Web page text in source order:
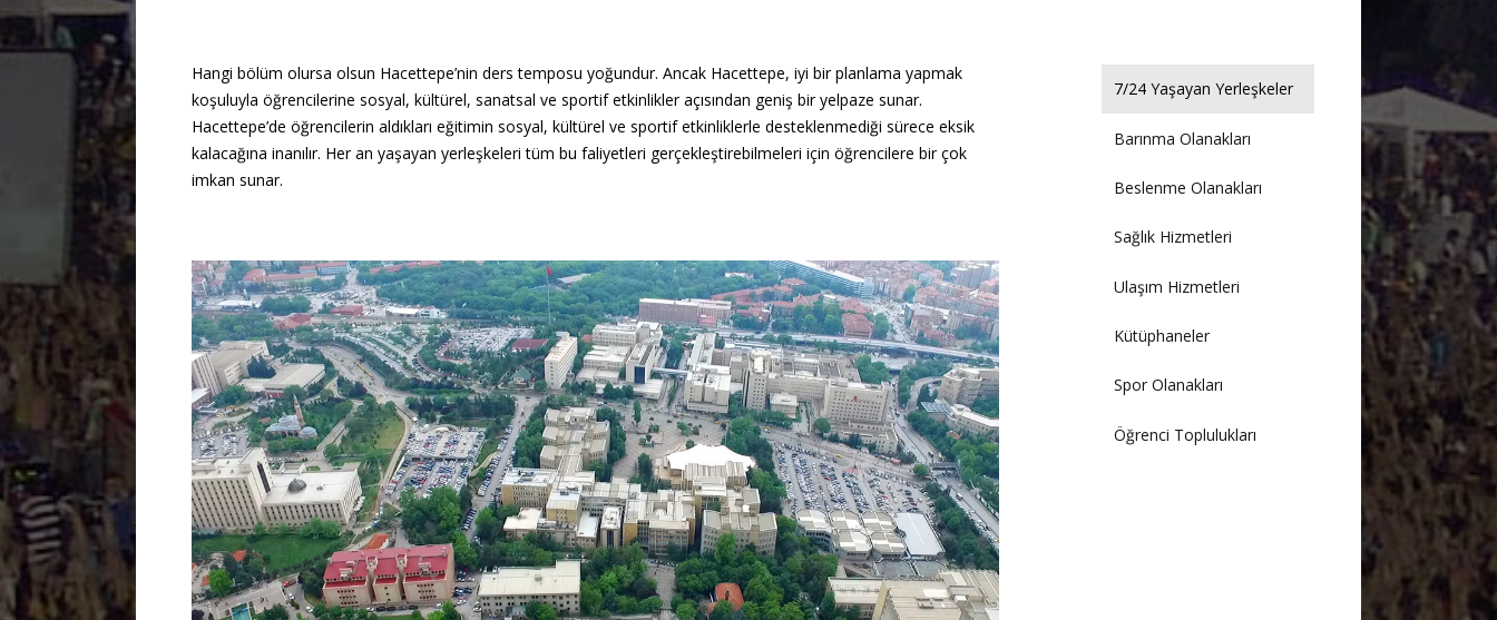
Hangi bölüm olursa olsun Hacettepe’nin ders temposu yoğundur. Ancak Hacettepe, iyi bir planlama yapmak
koşuluyla öğrencilerine sosyal, kültürel, sanatsal ve sportif etkinlikler açısından geniş bir yelpaze sunar.
Hacettepe’de öğrencilerin aldıkları eğitimin sosyal, kültürel ve sportif etkinliklerle desteklenmediği sürece eksik
kalacağına inanılır. Her an yaşayan yerleşkeleri tüm bu faliyetleri gerçekleştirebilmeleri için öğrencilere bir çok
imkan sunar.
7/24 Yaşayan Yerleşkeler
Barınma Olanakları
Beslenme Olanakları
Sağlık Hizmetleri
Ulaşım Hizmetleri
Kütüphaneler
Spor Olanakları
Öğrenci Toplulukları